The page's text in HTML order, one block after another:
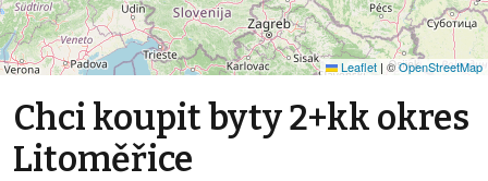
Leaflet | ©OpenStreetMap
Chci koupit byty 2+kk okres
Litoměřice